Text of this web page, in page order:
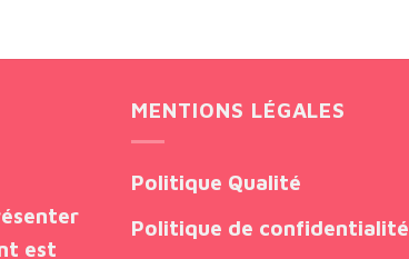
est
MENTIONS LÉGALES
Politique Qualité
Politique de confidentialité